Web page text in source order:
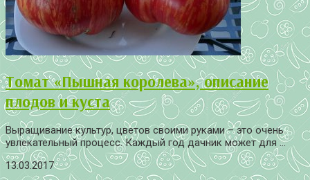
Томат «Пышная королева», описание
плодов и куста
Выращивание культур, цветов своими руками – это очень
увлекательный процесс. Каждый год дачник может для ...
13.03.2017